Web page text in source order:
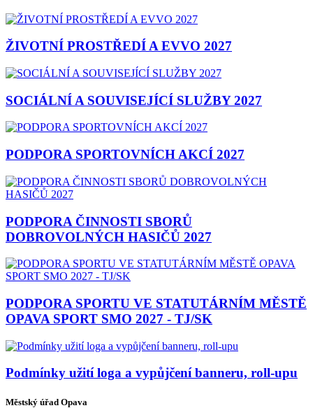
ŽIVOTNÍ PROSTŘEDÍ A EVVO 2027
SOCIÁLNÍ A SOUVISEJÍCÍ SLUŽBY 2027
PODPORA SPORTOVNÍCH AKCÍ 2027
PODPORA ČINNOSTI SBORŮ
DOBROVOLNÝCH HASIČŮ 2027
PODPORA SPORTU VE STATUTÁRNÍM MĚSTĚ
OPAVA SPORT SMO 2027 - TJ/SK
Podmínky užití loga a vypůjčení banneru, roll-upu
Městský úřad Opava